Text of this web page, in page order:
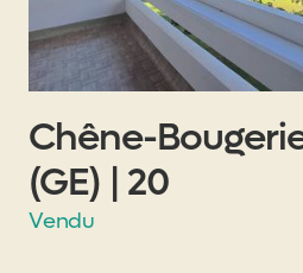
Chêne-
(GE) | 20
Vendu